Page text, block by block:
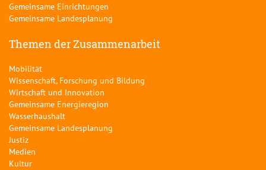
Gemeinsame Einrichtungen
Gemeinsame Landesplanung
Themen der Zusammenarbeit
Mobilität
Wissenschaft, Forschung und Bildung
Wirtschaft und Innovation
Gemeinsame Energieregion
Wasserhaushalt
Gemeinsame Landesplanung
Justiz
Medien
Kultur